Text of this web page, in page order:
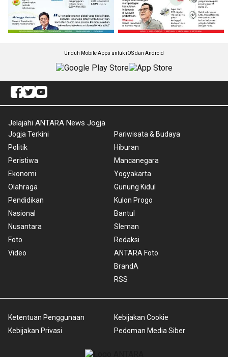
Unduh Mobile Apps untuk iOS dan Android
Jelajahi ANTARA News Jogja
Jogja Terkini
Politik
Peristiwa
Ekonomi
Olahraga
Pendidikan
Nasional
Nusantara
Foto
Video
Pariwisata & Budaya
Hiburan
Mancanegara
Yogyakarta
Gunung Kidul
Kulon Progo
Bantul
Sleman
Redaksi
ANTARA Foto
BrandA
RSS
Ketentuan Penggunaan
Kebijakan Privasi
Kebijakan Cookie
Pedoman Media Siber